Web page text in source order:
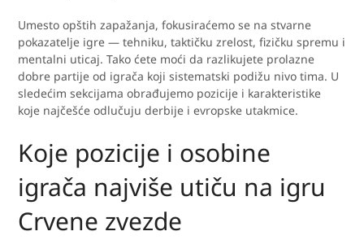
Umesto opštih zapažanja, fokusiraćemo se na stvarne
pokazatelje igre — tehniku, taktičku zrelost, fizičku spremu i
mentalni uticaj. Tako ćete moći da razlikujete prolazne
dobre partije od igrača koji sistematski podižu nivo tima. U
sledećim sekcijama obrađujemo pozicije i karakteristike
koje najčešće odlučuju derbije i evropske utakmice.
Koje pozicije i osobine
igrača najviše utiču na igru
Crvene zvezde